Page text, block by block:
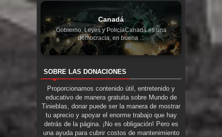
Canadá
Gobierno, Leyes y PolicíaCanadá es una
democracia, en buena ...
SOBRE LAS DONACIONES
Proporcionamos contenido útil, entretenido y
educativo de manera gratuita sobre Mundo de
Tinieblas, donar puede ser la manera de mostrar
tu aprecio y apoyar el enorme trabajo que hay
detrás de la página. ¡No es obligación! Pero es
una ayuda para cubrir costos de mantenimiento